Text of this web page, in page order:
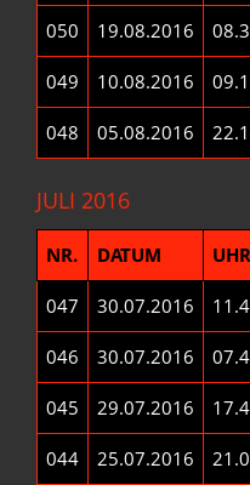
050 19.08.2016
049 10.08.2016
048 05.08.2016
JULI 2016
NR. DATUM
047 30.07.2016
046 30.07.2016
045 29.07.2016
044 25.07.2016